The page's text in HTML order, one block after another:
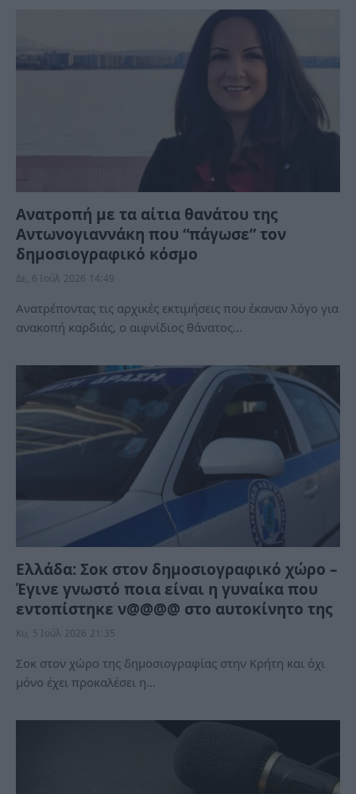
Ανατροπή με τα αίτια θανάτου της
Αντωνογιαννάκη που “πάγωσε” τον
δημοσιογραφικό κόσμο
Δε, 6 Ιούλ 2026 14:49
Ανατρέποντας τις αρχικές εκτιμήσεις που έκαναν λόγο για
ανακοπή καρδιάς, ο αιφνίδιος θάνατος…
Ελλάδα: Σοκ στον δημοσιογραφικό χώρο –
Έγινε γνωστό ποια είναι η γυναίκα που
εντοπίστηκε ν@@@@ στο αυτοκίνητο της
Κυ, 5 Ιούλ 2026 21:35
Σοκ στον χώρο της δημοσιογραφίας στην Κρήτη και όχι
μόνο έχει προκαλέσει η…